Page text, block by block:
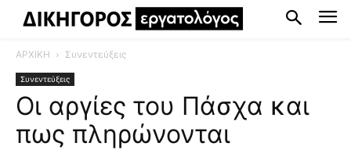
ΑΡΧΙΚΗ Συνεντεύξεις
Συνεντεύξεις
Οι αργίες του Πάσχα και
πως πληρώνονται